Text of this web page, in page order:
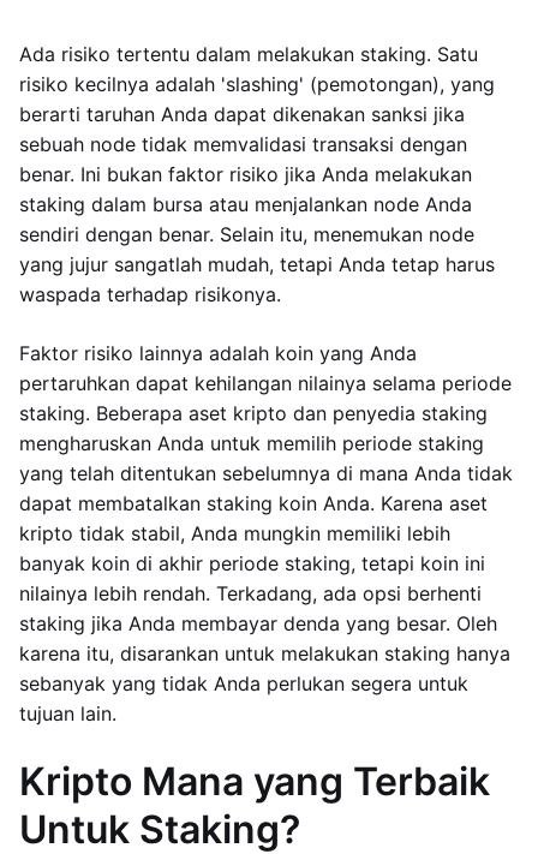
Ada risiko tertentu dalam melakukan staking. Satu
risiko kecilnya adalah 'slashing' (pemotongan), yang
berarti taruhan Anda dapat dikenakan sanksi jika
sebuah node tidak memvalidasi transaksi dengan
benar. Ini bukan faktor risiko jika Anda melakukan
staking dalam bursa atau menjalankan node Anda
sendiri dengan benar. Selain itu, menemukan node
yang jujur sangatlah mudah, tetapi Anda tetap harus
waspada terhadap risikonya.
Faktor risiko lainnya adalah koin yang Anda
pertaruhkan dapat kehilangan nilainya selama periode
staking. Beberapa aset kripto dan penyedia staking
mengharuskan Anda untuk memilih periode staking
yang telah ditentukan sebelumnya di mana Anda tidak
dapat membatalkan staking koin Anda. Karena aset
kripto tidak stabil, Anda mungkin memiliki lebih
banyak koin di akhir periode staking, tetapi koin ini
nilainya lebih rendah. Terkadang, ada opsi berhenti
staking jika Anda membayar denda yang besar. Oleh
karena itu, disarankan untuk melakukan staking hanya
sebanyak yang tidak Anda perlukan segera untuk
tujuan lain.
Kripto Mana yang Terbaik
Untuk Staking?